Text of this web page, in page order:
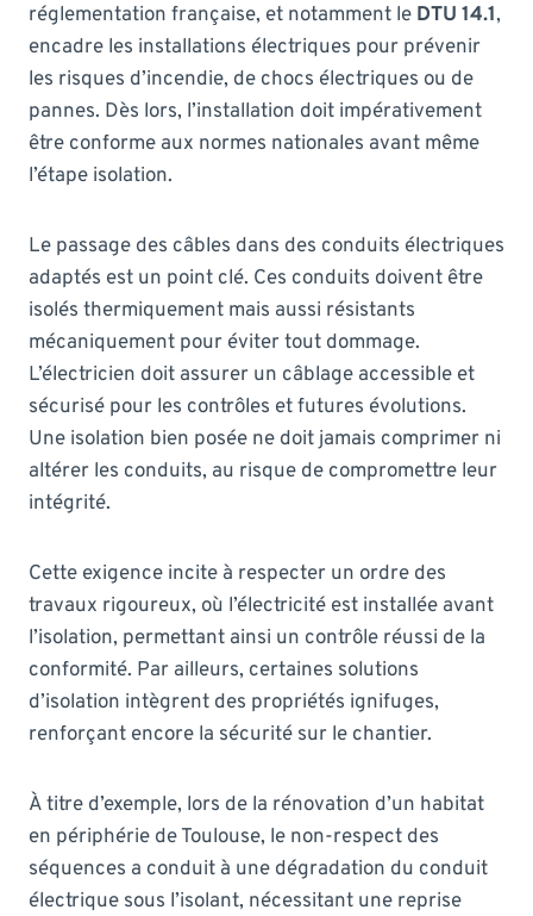
réglementation française, et notamment le DTU 14.1,
encadre les installations électriques pour prévenir
les risques d’incendie, de chocs électriques ou de
pannes. Dès lors, l’installation doit impérativement
être conforme aux normes nationales avant même
l’étape isolation.
Le passage des câbles dans des conduits électriques
adaptés est un point clé. Ces conduits doivent être
isolés thermiquement mais aussi résistants
mécaniquement pour éviter tout dommage.
L’électricien doit assurer un câblage accessible et
sécurisé pour les contrôles et futures évolutions.
Une isolation bien posée ne doit jamais comprimer ni
altérer les conduits, au risque de compromettre leur
intégrité.
Cette exigence incite à respecter un ordre des
travaux rigoureux, où l’électricité est installée avant
l’isolation, permettant ainsi un contrôle réussi de la
conformité. Par ailleurs, certaines solutions
d’isolation intègrent des propriétés ignifuges,
renforçant encore la sécurité sur le chantier.
À titre d’exemple, lors de la rénovation d’un habitat
en périphérie de Toulouse, le non-respect des
séquences a conduit à une dégradation du conduit
électrique sous l’isolant, nécessitant une reprise